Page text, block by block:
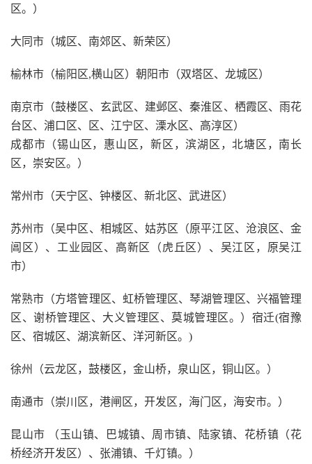
区。）
大同市（城区、南郊区、新荣区）
榆林市（榆阳区,横山区）朝阳市（双塔区、龙城区）
南京市（鼓楼区、玄武区、建邺区、秦淮区、栖霞区、雨花
台区、浦口区、区、江宁区、溧水区、高淳区）
成都市（锡山区，惠山区，新区，滨湖区，北塘区，南长
区，崇安区。）
常州市（天宁区、钟楼区、新北区、武进区）
苏州市（吴中区、相城区、姑苏区（原平江区、沧浪区、金
阊区）、工业园区、高新区（虎丘区）、吴江区，原吴江
市）
常熟市（方塔管理区、虹桥管理区、琴湖管理区、兴福管理
区、谢桥管理区、大义管理区、莫城管理区。）宿迁(宿豫
区、宿城区、湖滨新区、洋河新区。)
徐州（云龙区，鼓楼区，金山桥，泉山区，铜山区。）
南通市（崇川区，港闸区，开发区，海门区，海安市。）
昆山市 （玉山镇、巴城镇、周市镇、陆家镇、花桥镇（花
桥经济开发区）、张浦镇、千灯镇。）